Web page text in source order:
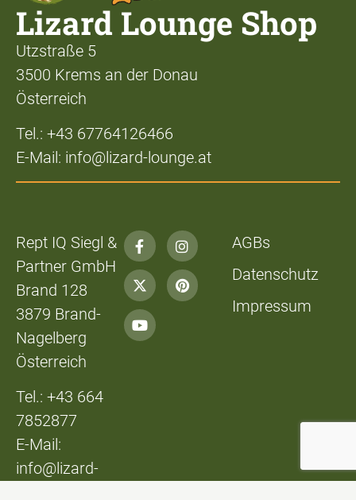
Lizard Lounge Shop
Utzstraße 5
3500 Krems an der Donau
Österreich
Tel.: +43 67764126466
E-Mail: info@lizard-lounge.at
Rept IQ Siegl &
Partner GmbH
Brand 128
3879 Brand-
Nagelberg
Österreich
Tel.: +43 664
7852877
E-Mail:
info@lizard-
AGBs
Datenschutz
Impressum